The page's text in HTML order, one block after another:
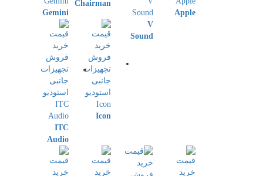
Apple
V
Sound
Chairman
Gemini
Icon
ITC
Audio